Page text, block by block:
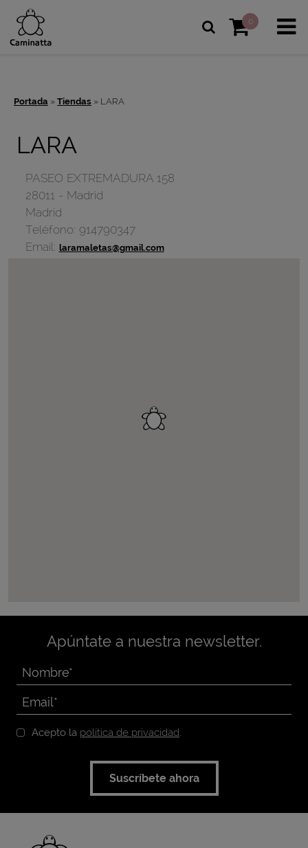
0
Portada » Tiendas » LARA
LARA
PASEO EXTREMADURA 158
28011 - Madrid
Madrid
Teléfono: 914790347
Email: laramaletas@gmail.com
Apúntate a nuestra newsletter.
Acepto la política de privacidad.
Suscríbete ahora